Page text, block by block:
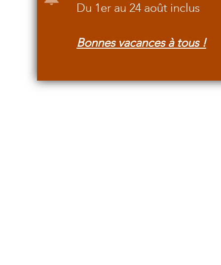
Du 1er au 24 août inclus
Bonnes vacances à tous !